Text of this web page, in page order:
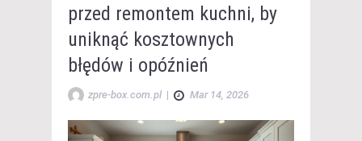
przed remontem kuchni, by
uniknąć kosztownych
błędów i opóźnień
zpre-box.com.pl | Mar 14, 2026